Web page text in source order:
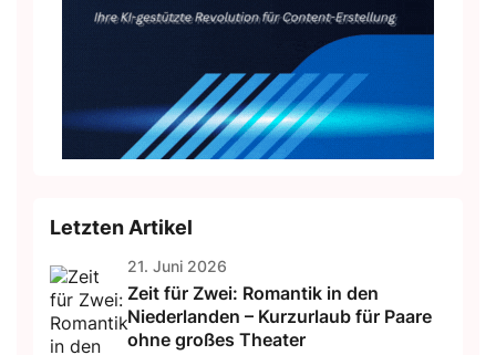
Letzten Artikel
21. Juni 2026
Zeit für Zwei: Romantik in den
Niederlanden – Kurzurlaub für Paare
ohne großes Theater